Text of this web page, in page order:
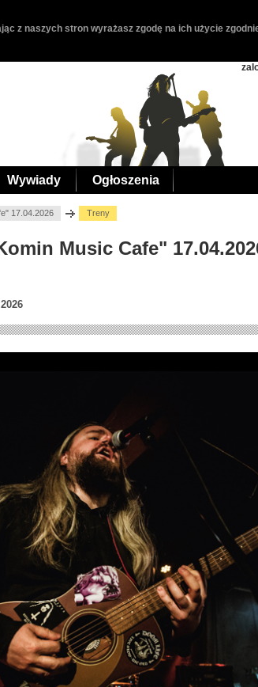
z naszych stron wyrażasz zgodę na ich użycie
Wywiady Ogłoszenia
17.04.2026 Treny
Music Cafe"